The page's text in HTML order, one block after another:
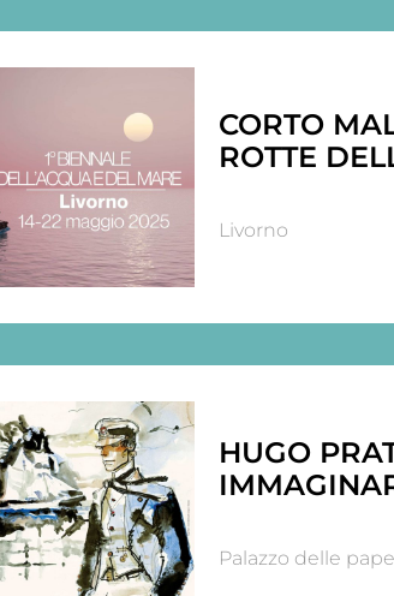
CORTO
ROTTE
Livorno
HUGO
Palazzo delle